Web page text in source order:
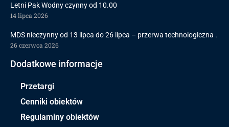
Letni Pak Wodny czynny od 10.00
14 lipca 2026
MDS nieczynny od 13 lipca do 26 lipca – przerwa technologiczna .
26 czerwca 2026
Dodatkowe informacje
Przetargi
Cenniki obiektów
Regulaminy obiektów